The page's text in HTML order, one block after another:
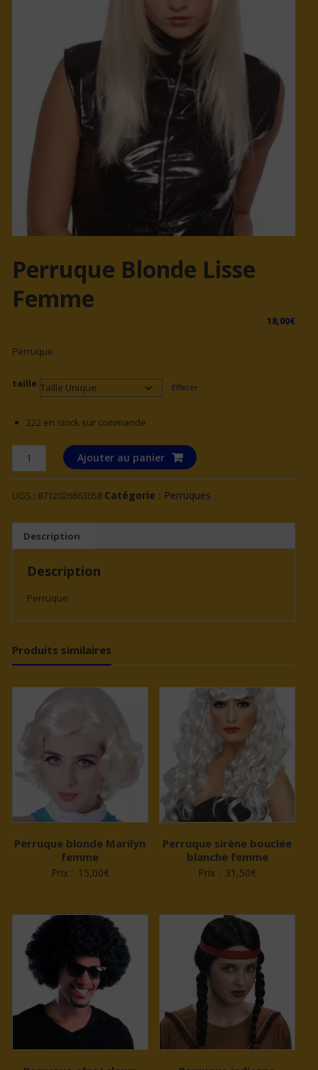
Perruque Blonde Lisse
Femme
18,00€
Perruque
taille Effacer
222 en stock sur commande
quantité
de
blonde
femme
Ajouter au panier
UGS : 8712026863058 Catégorie : Perruques
Description
Description
Perruque
Produits similaires
Perruque blonde Marilyn
femme
Prix : 15,00€
Perruque sirène bouclée
blanche femme
Prix : 31,50€